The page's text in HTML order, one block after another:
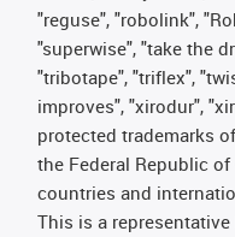
"reguse", "robolink",
"superwise", "take the
"tribotape", "triflex",
improves", "xirodur",
protected trademarks
the Federal Republic
countries and
This is a